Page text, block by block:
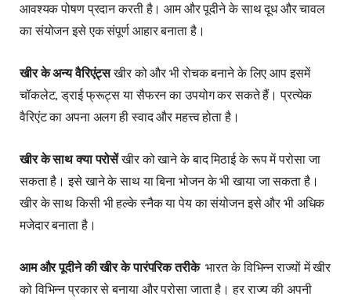
आवश्यक पोषण प्रदान करती है। आम और पूदीने के साथ दूध और चावल
का संयोजन इसे एक संपूर्ण आहार बनाता है।
खीर के अन्य वैरिएंट्सखीर को और भी रोचक बनाने के लिए आप इसमें
चॉकलेट, ड्राई फ्रूट्स या सैफरन का उपयोग कर सकते हैं। प्रत्येक
वैरिएंट का अपना अलग ही स्वाद और महत्त्व होता है।
खीर के साथ क्या परोसेंखीर को खाने के बाद मिठाई के रूप में परोसा जा
सकता है। इसे खाने के साथ या बिना भोजन के भी खाया जा सकता है।
खीर के साथ किसी भी हल्के स्नैक या पेय का संयोजन इसे और भी अधिक
मजेदार बनाता है।
आम और पूदीने की खीर के पारंपरिक तरीकेभारत के विभिन्न राज्यों में खीर
को विभिन्न प्रकार से बनाया और परोसा जाता है। हर राज्य की अपनी